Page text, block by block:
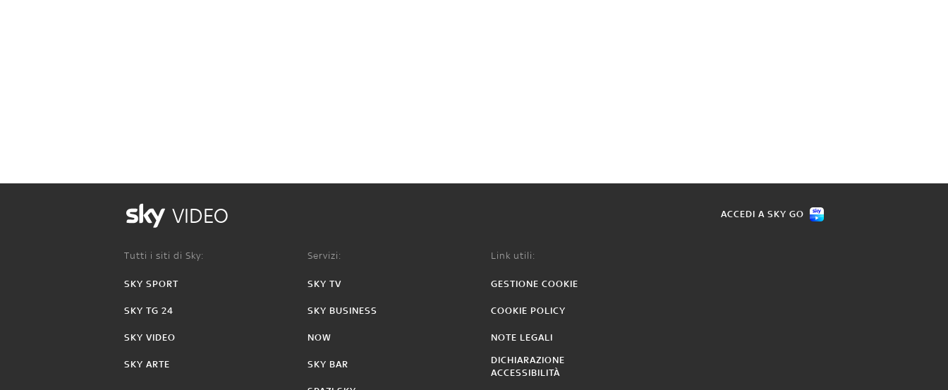
VIDEO ACCEDI A SKY GO
Tutti i siti di Sky:
SKY SPORT
SKY TG 24
SKY VIDEO
SKY ARTE
Servizi:
SKY TV
SKY BUSINESS
NOW
SKY BAR
Link utili:
GESTIONE COOKIE
COOKIE POLICY
NOTE LEGALI
DICHIARAZIONE
ACCESSIBILITÀ